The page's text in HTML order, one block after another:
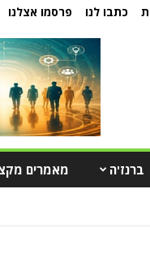
כתבו לנו פרסמו אצלנו
ברנז'ה מאמרים